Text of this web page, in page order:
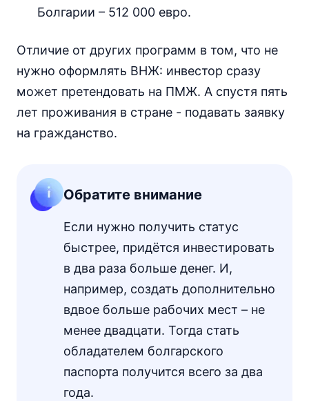
Болгарии – 512 000 евро.
Отличие от других программ в том, что не
нужно оформлять ВНЖ: инвестор сразу
может претендовать на ПМЖ. А спустя пять
лет проживания в стране - подавать заявку
на гражданство.
Обратите внимание
Если нужно получить статус
быстрее, придётся инвестировать
в два раза больше денег. И,
например, создать дополнительно
вдвое больше рабочих мест – не
менее двадцати. Тогда стать
обладателем болгарского
паспорта получится всего за два
года.